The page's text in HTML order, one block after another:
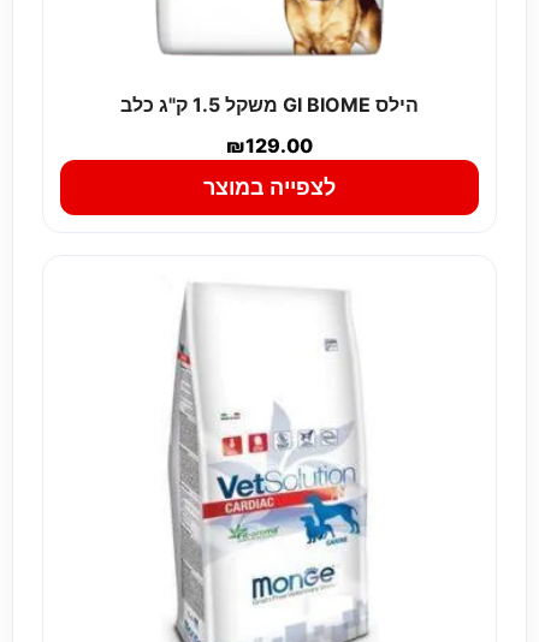
הילס GI BIOME משקל 1.5 ק"ג כלב
₪129.00
לצפייה במוצר